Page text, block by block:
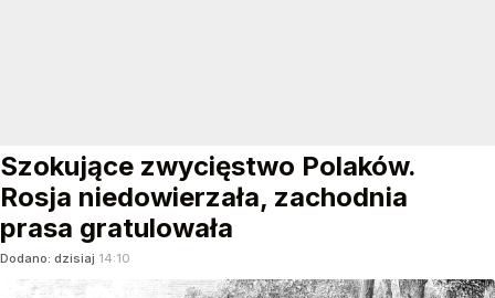
Szokujące zwycięstwo Polaków.
Rosja niedowierzała, zachodnia
prasa gratulowała
Dodano: dzisiaj 14:10